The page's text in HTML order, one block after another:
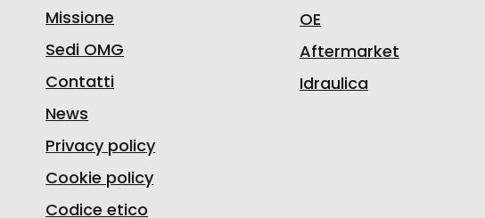
OE
Aftermarket
Idraulica
Missione
Sedi OMG
Contatti
News
Privacy policy
Cookie policy
Codice etico